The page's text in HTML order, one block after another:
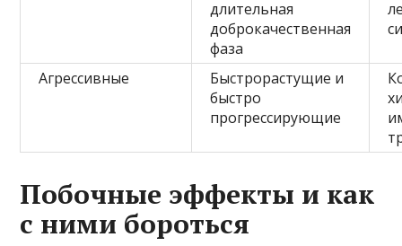
длительная
доброкачественная
фаза
Агрессивные
Быстрорастущие и
быстро
прогрессирующие
Побочные эффекты и как
с ними бороться